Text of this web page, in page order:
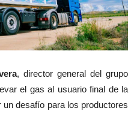
, director general del grupo
el gas al usuario final de la
desafío para los productores